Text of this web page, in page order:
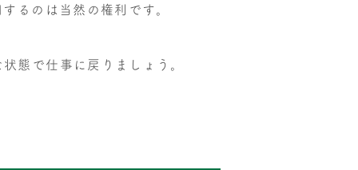
るのは当然の権利です。
態で仕事に戻りましょう。